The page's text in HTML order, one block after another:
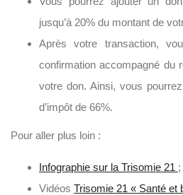
jusqu’à 20% du montant de
Après votre transaction,
confirmation accompagné du
votre don. Ainsi, vous
d’impôt de 66%.
Pour aller plus loin :
Infographie sur la Trisomie 21 ;
Vidéos Trisomie 21 « Santé et